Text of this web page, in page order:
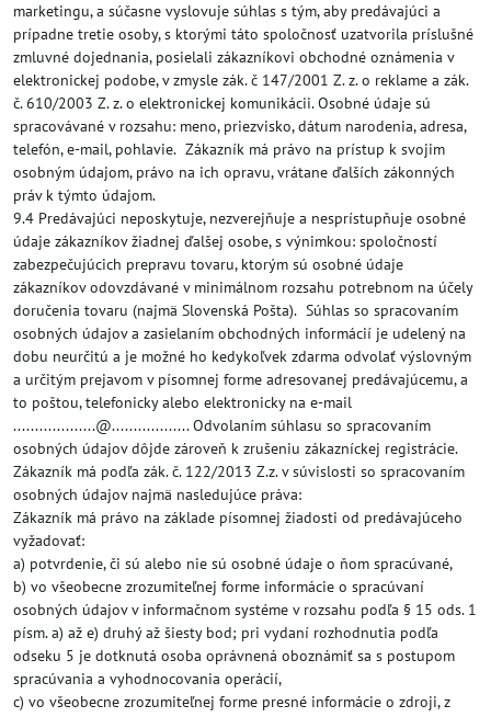
marketingu, a súčasne vyslovuje súhlas s tým, aby predávajúci a
prípadne tretie osoby, s ktorými táto spoločnosť uzatvorila príslušné
zmluvné dojednania, posielali zákazníkovi obchodné oznámenia v
elektronickej podobe, v zmysle zák. č 147/2001 Z. z. o reklame a zák.
č. 610/2003 Z. z. o elektronickej komunikácii. Osobné údaje sú
spracovávané v rozsahu: meno, priezvisko, dátum narodenia, adresa,
telefón, e-mail, pohlavie. Zákazník má právo na prístup k svojim
osobným údajom, právo na ich opravu, vrátane ďalších zákonných
práv k týmto údajom.
9.4 Predávajúci neposkytuje, nezverejňuje a nesprístupňuje osobné
údaje zákazníkov žiadnej ďalšej osobe, s výnimkou: spoločností
zabezpečujúcich prepravu tovaru, ktorým sú osobné údaje
zákazníkov odovzdávané v minimálnom rozsahu potrebnom na účely
doručenia tovaru (najmä Slovenská Pošta). Súhlas so spracovaním
osobných údajov a zasielaním obchodných informácií je udelený na
dobu neurčitú a je možné ho kedykoľvek zdarma odvolať výslovným
a určitým prejavom v písomnej forme adresovanej predávajúcemu, a
to poštou, telefonicky alebo elektronicky na e-mail
...................@.................. Odvolaním súhlasu so spracovaním
osobných údajov dôjde zároveň k zrušeniu zákazníckej registrácie.
Zákazník má podľa zák. č. 122/2013 Z.z. v súvislosti so spracovaním
osobných údajov najmä nasledujúce práva:
Zákazník má právo na základe písomnej žiadosti od predávajúceho
vyžadovať:
a) potvrdenie, či sú alebo nie sú osobné údaje o ňom spracúvané,
b) vo všeobecne zrozumiteľnej forme informácie o spracúvaní
osobných údajov v informačnom systéme v rozsahu podľa § 15 ods. 1
písm. a) až e) druhý až šiesty bod; pri vydaní rozhodnutia podľa
odseku 5 je dotknutá osoba oprávnená oboznámiť sa s postupom
spracúvania a vyhodnocovania operácií,
c) vo všeobecne zrozumiteľnej forme presné informácie o zdroji, z